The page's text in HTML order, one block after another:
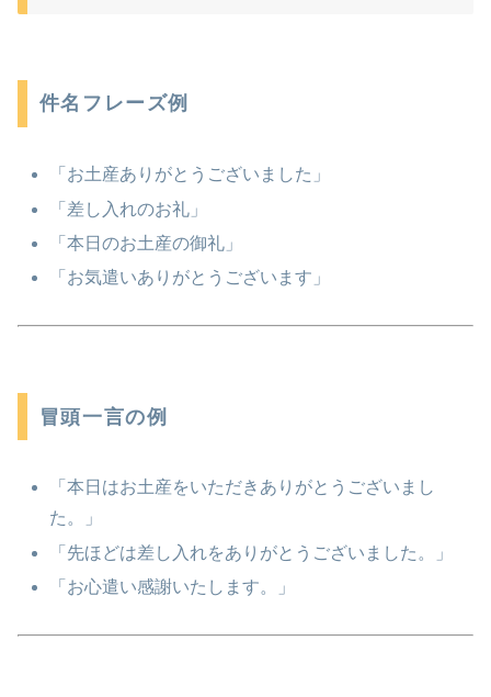
件名フレーズ例
「お土産ありがとうございました」
「差し入れのお礼」
「本日のお土産の御礼」
「お気遣いありがとうございます」
冒頭一言の例
「本日はお土産をいただきありがとうございまし
た。」
「先ほどは差し入れをありがとうございました。」
「お心遣い感謝いたします。」